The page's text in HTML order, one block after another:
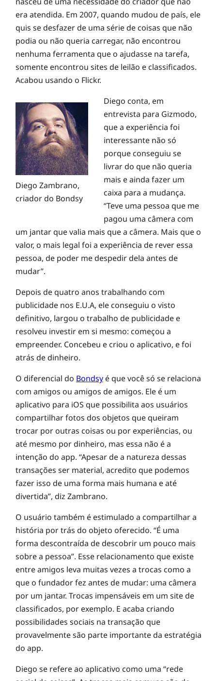
n
d
s
y
,
a
p
i
c
a
t
i
v
o
d
e
e
s
c
a
m
b
era atendida. Em 2007, quando mudou de país, ele
quis se desfazer de uma série de coisas que não
podia ou não queria carregar, não encontrou
nenhuma ferramenta que o ajudasse na tarefa,
somente encontrou sites de leilão e classificados.
Acabou usando o Flickr.
Diego Zambrano,
criador do Bondsy
Diego conta, em
entrevista para Gizmodo,
que a experiência foi
interessante não só
porque conseguiu se
livrar do que não queria
mais e ainda fazer um
caixa para a mudança.
“Teve uma pessoa que me
pagou uma câmera com
um jantar que valia mais que a câmera. Mais que o
valor, o mais legal foi a experiência de rever essa
pessoa, de poder me despedir dela antes de
mudar”.
Depois de quatro anos trabalhando com
publicidade nos E.U.A, ele conseguiu o visto
definitivo, largou o trabalho de publicidade e
resolveu investir em si mesmo: começou a
empreender. Concebeu e criou o aplicativo, e foi
atrás de dinheiro.
O diferencial do Bondsy é que você só se relaciona
com amigos ou amigos de amigos. Ele é um
aplicativo para iOS que possibilita aos usuários
compartilhar fotos dos objetos que queiram
trocar por outras coisas ou por experiências, ou
até mesmo por dinheiro, mas essa não é a
intenção do app. “Apesar de a natureza dessas
transações ser material, acredito que podemos
fazer isso de uma forma mais humana e até
divertida”, diz Zambrano.
O usuário também é estimulado a compartilhar a
história por trás do objeto oferecido. “É uma
forma descontraída de descobrir um pouco mais
sobre a pessoa”. Esse relacionamento que existe
entre amigos leva muitas vezes a trocas como a
que o fundador fez antes de mudar: uma câmera
por um jantar. Trocas impensáveis em um site de
classificados, por exemplo. E acaba criando
possibilidades sociais na transação que
provavelmente são parte importante da estratégia
do app.
Diego se refere ao aplicativo como uma “rede